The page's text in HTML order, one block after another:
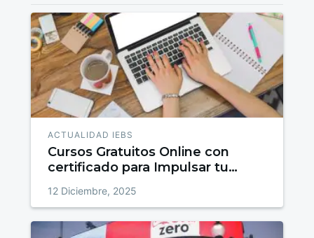
ACTUALIDAD IEBS
Cursos Gratuitos Online con
certificado para Impulsar tu
12 Diciembre, 2025